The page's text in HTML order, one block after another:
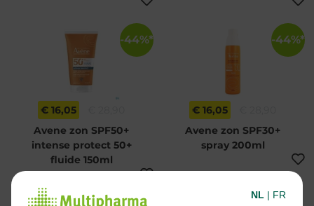
-44%*
€ 16,05
Avene zon SPF50+
intense protect 50+
fluide 150ml
-44%*
€ 16,05
Avene zon SPF30+
spray 200ml
NL | FR